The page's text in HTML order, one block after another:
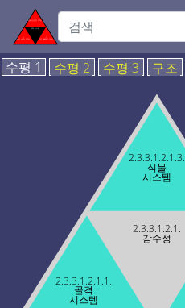
수평 1 수평 2 수평 3 구조
2.3.3.1.2.1.
감수성
2.3.3.1.2.1.1.
골격
시스템
2.3.3.1.2.1.3.
식물
시스템